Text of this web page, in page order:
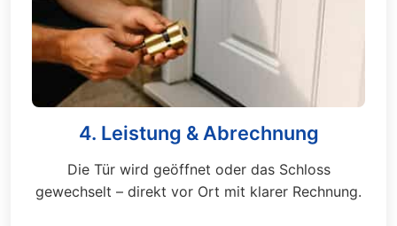
4. Leistung & Abrechnung
Die Tür wird geöffnet oder das Schloss
gewechselt – direkt vor Ort mit klarer Rechnung.